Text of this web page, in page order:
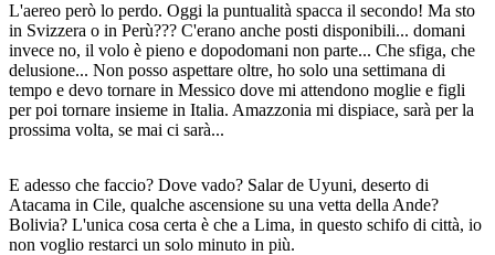
L'aereo però lo perdo. Oggi la puntualità spacca il secondo! Ma sto
in Svizzera o in Perù??? C'erano anche posti disponibili... domani
invece no, il volo è pieno e dopodomani non parte... Che sfiga, che
delusione... Non posso aspettare oltre, ho solo una settimana di
tempo e devo tornare in Messico dove mi attendono moglie e figli
per poi tornare insieme in Italia. Amazzonia mi dispiace, sarà per la
prossima volta, se mai ci sarà...
E adesso che faccio? Dove vado? Salar de Uyuni, deserto di
Atacama in Cile, qualche ascensione su una vetta della Ande?
Bolivia? L'unica cosa certa è che a Lima, in questo schifo di città, io
non voglio restarci un solo minuto in più.